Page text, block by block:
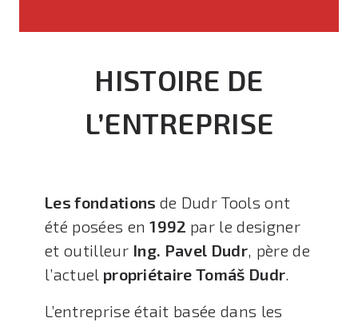
HISTOIRE DE
L’ENTREPRISE
Les fondations de Dudr Tools ont
été posées en1992 par le designer
et outilleur Ing. Pavel Dudr, père de
l’actuel propriétaire Tomáš Dudr.
L’entreprise était basée dans les